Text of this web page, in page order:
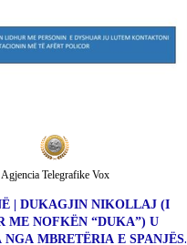
| DUKAGJIN NIKOLLAJ (I
ME NOFKËN “DUKA”) U
MBRETËRIA E SPANJËS.
Agjencia Telegrafike Vox